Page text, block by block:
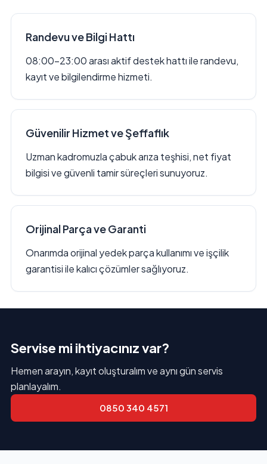
Randevu ve Bilgi Hattı
08:00–23:00 arası aktif destek hattı ile randevu,
kayıt ve bilgilendirme hizmeti.
Güvenilir Hizmet ve Şeffaflık
Uzman kadromuzla çabuk arıza teşhisi, net fiyat
bilgisi ve güvenli tamir süreçleri sunuyoruz.
Orijinal Parça ve Garanti
Onarımda orijinal yedek parça kullanımı ve işçilik
garantisi ile kalıcı çözümler sağlıyoruz.
Servise mi ihtiyacınız var?
Hemen arayın, kayıt oluşturalım ve aynı gün servis
planlayalım.
0850 340 4571